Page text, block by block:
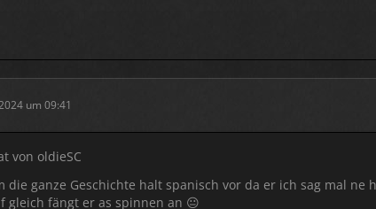
um 09:41
von oldieSC
die ganze Geschichte halt spanisch vor da er ich sag mal
gleich fängt er as spinnen an 😐